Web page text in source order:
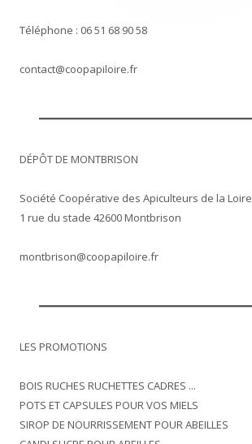
Téléphone : 06 51 68 90 58
contact@coopapiloire.fr
DÉPÔT DE MONTBRISON
Société Coopérative des Apiculteurs de la Loire
1 rue du stade 42600 Montbrison
montbrison@coopapiloire.fr
LES PROMOTIONS
BOIS RUCHES RUCHETTES CADRES ...
POTS ET CAPSULES POUR VOS MIELS
SIROP DE NOURRISSEMENT POUR ABEILLES